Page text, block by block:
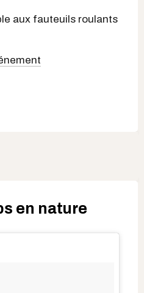
aux fauteuils roulants
en nature